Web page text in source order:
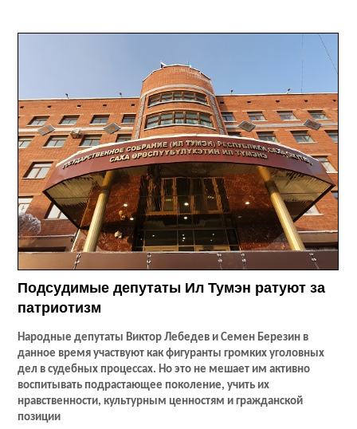
Подсудимые депутаты Ил Тумэн ратуют за
патриотизм
Народные депутаты Виктор Лебедев и Семен Березин в
данное время участвуют как фигуранты громких уголовных
дел в судебных процессах. Но это не мешает им активно
воспитывать подрастающее поколение, учить их
нравственности, культурным ценностям и гражданской
позиции